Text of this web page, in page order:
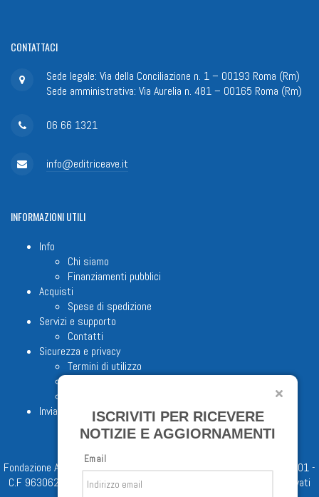
CONTATTACI
Sede legale: Via della Conciliazione n. 1 – 00193 Roma (Rm)
Sede amministrativa: Via Aurelia n. 481 – 00165 Roma (Rm)
06 66 1321
info@editriceave.it
INFORMAZIONIUTILI
Info
Chi siamo
Finanziamenti pubblici
Acquisti
Spese di spedizione
Servizi e supporto
Contatti
Sicurezza e privacy
Termini di utilizzo
Invia proposta editoriale
Fondazione Apostolicam Actuositatem ETS © 2023 - P.I. 05398481001 -
C.F 96306220581 - REA 888781 del 23/02/98 - Tutti i diritti riservati
ISCRIVITI PER RICEVERE
NOTIZIE E AGGIORNAMENTI
Email